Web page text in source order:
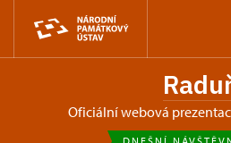
oficiální webová